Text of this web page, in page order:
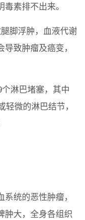
素排不出来。
脚浮肿，血液代谢
致肿瘤及癌变，
淋巴堵塞，其中
轻微的淋巴结节，
统的恶性肿瘤，
肿大，全身各组织